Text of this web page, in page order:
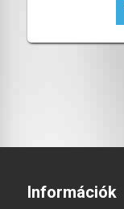
Információk